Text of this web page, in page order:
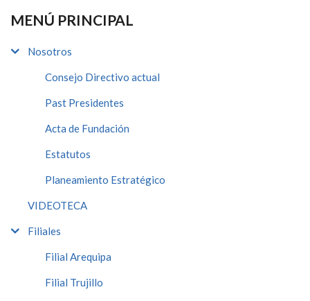
MENÚ PRINCIPAL
Nosotros
Consejo Directivo actual
Past Presidentes
Acta de Fundación
Estatutos
Planeamiento Estratégico
VIDEOTECA
Filiales
Filial Arequipa
Filial Trujillo